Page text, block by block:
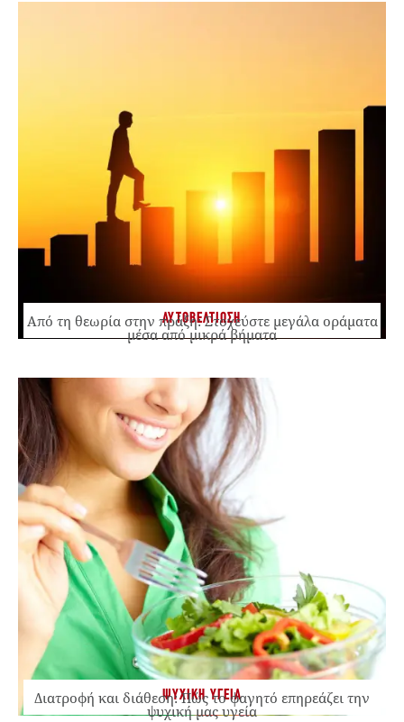
ΑΥΤΟΒΕΛΤΙΩΣΗ
Από τη θεωρία στην πράξη: Στοχεύστε μεγάλα οράματα
μέσα από μικρά βήματα
ΨΥΧΙΚΗ ΥΓΕΙΑ
Διατροφή και διάθεση: Πώς το φαγητό επηρεάζει την
ψυχική μας υγεία